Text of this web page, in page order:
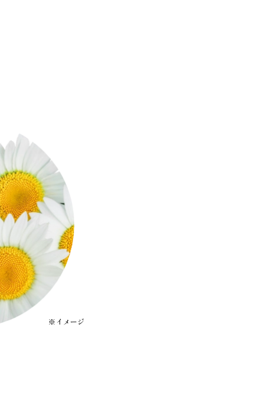
※イメージ